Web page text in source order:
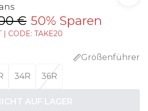
€ 50% Sparen
| CODE: TAKE20
Größenführer
34R 36R
AUF LAGER